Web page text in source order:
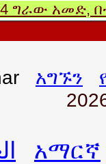
ግራው አመድ,
አግኙን
አማርኛ